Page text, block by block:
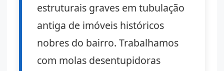
estruturais graves em tubulação
antiga de imóveis históricos
nobres do bairro. Trabalhamos
com molas desentupidoras